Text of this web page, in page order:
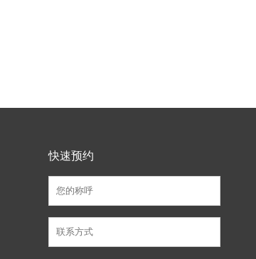
快速预约